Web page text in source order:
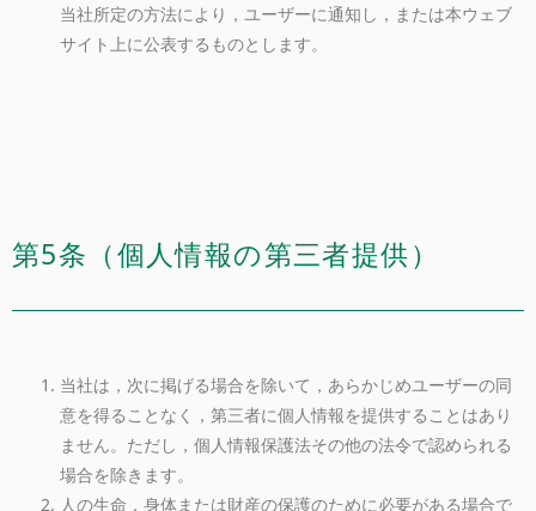
当社所定の方法により，ユーザーに通知し，または本ウェブ
サイト上に公表するものとします。
第5条（個人情報の第三者提供）
当社は，次に掲げる場合を除いて，あらかじめユーザーの同
意を得ることなく，第三者に個人情報を提供することはあり
ません。ただし，個人情報保護法その他の法令で認められる
場合を除きます。
人の生命，身体または財産の保護のために必要がある場合で